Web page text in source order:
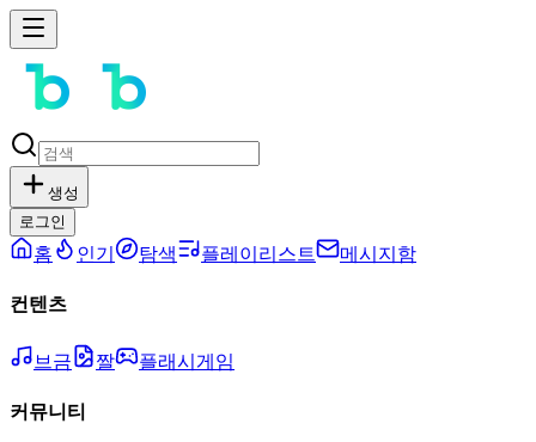
생성
로그인
홈 인기 탐색 플레이리스트 메시지함
컨텐츠
브금 짤 플래시게임
커뮤니티